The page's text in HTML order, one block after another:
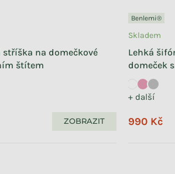
stříška na domečkové
štítem
ZOBRAZIT
Benlemi®
Lehká
domeček
+ další
Skladem
990 Kč